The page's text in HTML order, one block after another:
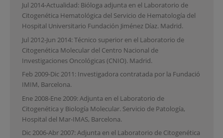
Jul 2014-Actualidad: Bióloga adjunta en el Laboratorio de
Citogenética Hematológica del Servicio de Hematología del
Hospital Universitario Fundación Jiménez Díaz. Madrid.
Jul 2012-Jun 2014: Técnico superior en el Laboratorio de
Citogenética Molecular del Centro Nacional de
Investigaciones Oncológicas (CNIO). Madrid.
Feb 2009-Dic 2011: Investigadora contratada por la Fundació
IMIM, Barcelona.
Ene 2008-Ene 2009: Adjunta en el Laboratorio de
Citogenética y Biología Molecular. Servicio de Patología,
Hospital del Mar-IMAS, Barcelona.
Dic 2006-Abr 2007: Adjunta en el Laboratorio de Citogenética